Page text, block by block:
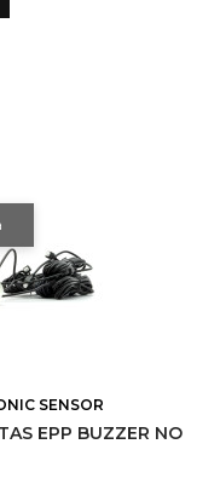
SENSOR
EPP BUZZER NO